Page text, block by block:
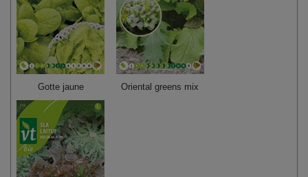
Gotte jaune Oriental greens mix